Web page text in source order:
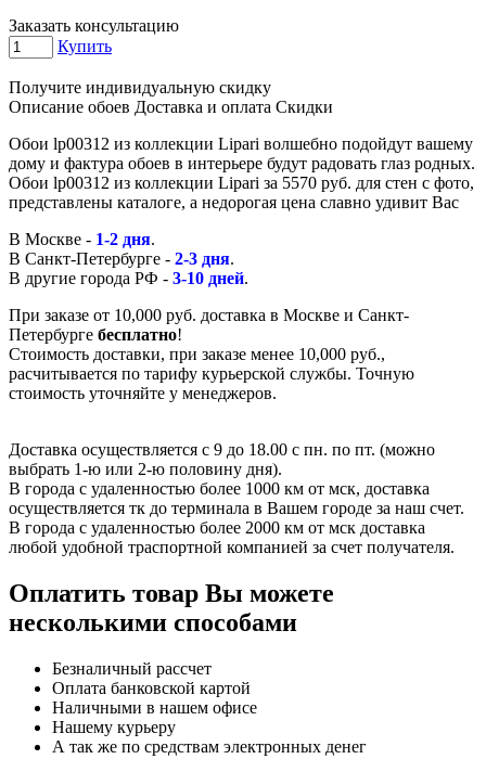
Заказать консультацию
Купить
Получите индивидуальную скидку
Описание обоев Доставка и оплата Скидки
Обои lp00312 из коллекции Lipari волшебно подойдут вашему
дому и фактура обоев в интерьере будут радовать глаз родных.
Обои lp00312 из коллекции Lipari за 5570 руб. для стен с фото,
представлены каталоге, а недорогая цена славно удивит Вас
В Москве - 1-2 дня.
В Санкт-Петербурге - 2-3 дня.
В другие города РФ - 3-10 дней.
При заказе от 10,000 руб. доставка в Москве и Санкт-
Петербурге бесплатно!
Стоимость доставки, при заказе менее 10,000 руб.,
расчитывается по тарифу курьерской службы. Точную
стоимость уточняйте у менеджеров.
Доставка осуществляется с 9 до 18.00 с пн. по пт. (можно
выбрать 1-ю или 2-ю половину дня).
В города с удаленностью более 1000 км от мск, доставка
осуществляется тк до терминала в Вашем городе за наш счет.
В города с удаленностью более 2000 км от мск доставка
любой удобной траспортной компанией за счет получателя.
Оплатить товар Вы можете
несколькими способами
Безналичный рассчет
Оплата банковской картой
Наличными в нашем офисе
Нашему курьеру
А так же по средствам электронных денег